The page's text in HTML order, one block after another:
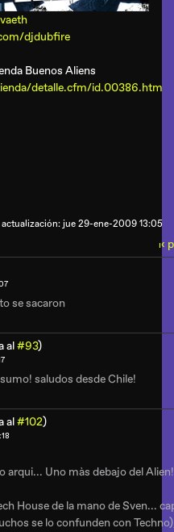
djdubfire
Buenos Aliens
detalle.cfm/id.00386.htm
actualización: jue 29-ene-2009 13:05
ı‹
se sacaron
al#93)
saludos desde Chile!
al#102)
arqui... Uno màs debajo del Alien!
House de la mano de Sven...
se lo confunden con